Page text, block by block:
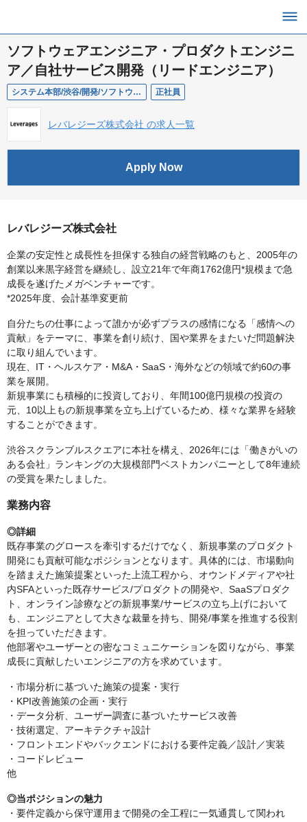
ソフトウェアエンジニア・プロダクトエンジニ
ア／自社サービス開発（リードエンジニア）
システム本部/渋谷/開発/ソフトウェアエンジニア・プロダクトエンジニア（リードエンジニア） 正社員
レバレジーズ株式会社 の求人一覧
Apply Now
レバレジーズ株式会社
企業の安定性と成長性を担保する独自の経営戦略のもと、2005年の
創業以来黒字経営を継続し、設立21年で年商1762億円*規模まで急
成長を遂げたメガベンチャーです。
*2025年度、会計基準変更前
自分たちの仕事によって誰かが必ずプラスの感情になる「感情への
貢献」をテーマに、事業を創り続け、国や業界をまたいだ問題解決
に取り組んでいます。
現在、IT・ヘルスケア・M&A・SaaS・海外などの領域で約60の事
業を展開。
新規事業にも積極的に投資しており、年間100億円規模の投資の
元、10以上もの新規事業を立ち上げているため、様々な業界を経験
することができます。
渋谷スクランブルスクエアに本社を構え、2026年には「働きがいの
ある会社」ランキングの大規模部門ベストカンパニーとして8年連続
の受賞を果たしました。
業務内容
◎詳細
既存事業のグロースを牽引するだけでなく、新規事業のプロダクト
開発にも貢献可能なポジションとなります。具体的には、市場動向
を踏まえた施策提案といった上流工程から、オウンドメディアや社
内SFAといった既存サービス/プロダクトの開発や、SaaSプロダク
ト、オンライン診療などの新規事業/サービスの立ち上げにおいて
も、エンジニアとして大きな裁量を持ち、開発/事業を推進する役割
を担っていただきます。
他部署やユーザーとの密なコミュニケーションを図りながら、事業
成長に貢献したいエンジニアの方を求めています。
・市場分析に基づいた施策の提案・実行
・KPI改善施策の企画・実行
・データ分析、ユーザー調査に基づいたサービス改善
・技術選定、アーキテクチャ設計
・フロントエンドやバックエンドにおける要件定義／設計／実装
・コードレビュー
他
◎当ポジションの魅力
・要件定義から保守運用まで開発の全工程に一気通貫して関われ